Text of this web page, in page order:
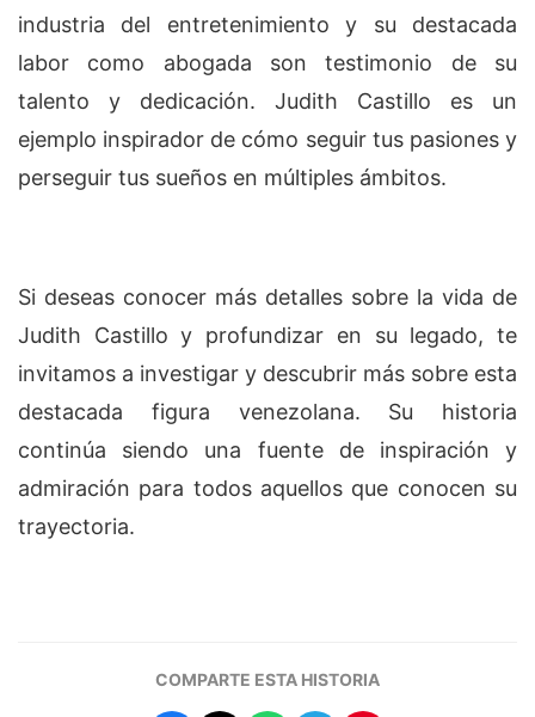
industria del entretenimiento y su destacada
labor como abogada son testimonio de su
talento y dedicación. Judith Castillo es un
ejemplo inspirador de cómo seguir tus pasiones y
perseguir tus sueños en múltiples ámbitos.
Si deseas conocer más detalles sobre la vida de
Judith Castillo y profundizar en su legado, te
invitamos a investigar y descubrir más sobre esta
destacada figura venezolana. Su historia
continúa siendo una fuente de inspiración y
admiración para todos aquellos que conocen su
trayectoria.
COMPARTE ESTA HISTORIA